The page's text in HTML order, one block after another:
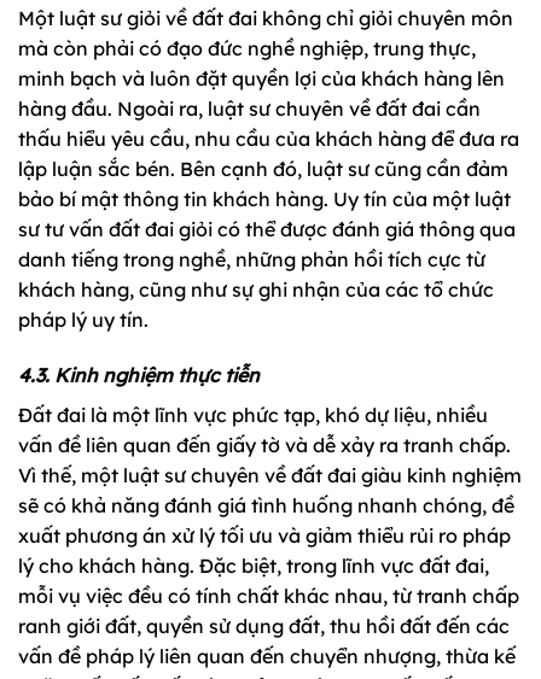
Một luật sư giỏi về đất đai không chỉ giỏi chuyên môn
mà còn phải có đạo đức nghề nghiệp, trung thực,
minh bạch và luôn đặt quyền lợi của khách hàng lên
hàng đầu. Ngoài ra, luật sư chuyên về đất đai cần
thấu hiểu yêu cầu, nhu cầu của khách hàng để đưa ra
lập luận sắc bén. Bên cạnh đó, luật sư cũng cần đảm
bảo bí mật thông tin khách hàng. Uy tín của một luật
sư tư vấn đất đai giỏi có thể được đánh giá thông qua
danh tiếng trong nghề, những phản hồi tích cực từ
khách hàng, cũng như sự ghi nhận của các tổ chức
pháp lý uy tín.
4.3. Kinh nghiệm thực tiễn
Đất đai là một lĩnh vực phức tạp, khó dự liệu, nhiều
vấn đề liên quan đến giấy tờ và dễ xảy ra tranh chấp.
Vì thế, một luật sư chuyên về đất đai giàu kinh nghiệm
sẽ có khả năng đánh giá tình huống nhanh chóng, đề
xuất phương án xử lý tối ưu và giảm thiểu rủi ro pháp
lý cho khách hàng. Đặc biệt, trong lĩnh vực đất đai,
mỗi vụ việc đều có tính chất khác nhau, từ tranh chấp
ranh giới đất, quyền sử dụng đất, thu hồi đất đến các
vấn đề pháp lý liên quan đến chuyển nhượng, thừa kế